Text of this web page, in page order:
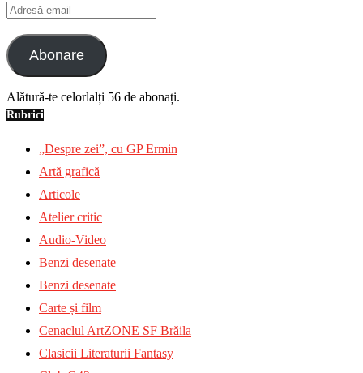
Adresă
email
Abonare
Alătură-te celorlalți 56 de abonați.
Rubrici
„Despre zei”, cu GP Ermin
Artă grafică
Articole
Atelier critic
Audio-Video
Benzi desenate
Benzi desenate
Carte și film
Cenaclul ArtZONE SF Brăila
Clasicii Literaturii Fantasy